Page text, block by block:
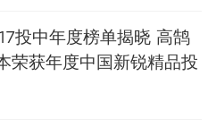
投中年度榜单揭晓 高鹄
荣获年度中国新锐精品投